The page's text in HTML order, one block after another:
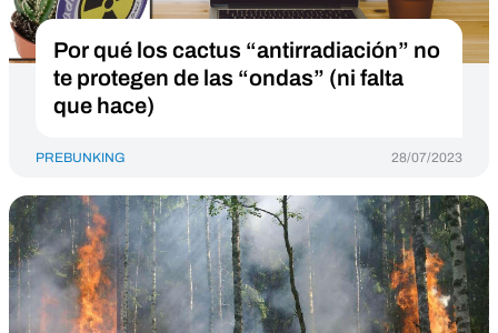
Por qué los cactus “antirradiación” no
te protegen de las “ondas” (ni falta
que hace)
PREBUNKING 28/07/2023